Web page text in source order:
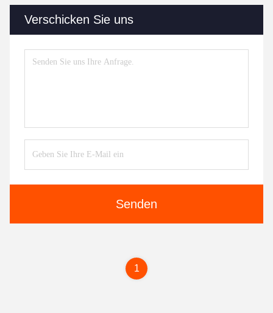
Verschicken Sie uns
Senden
1